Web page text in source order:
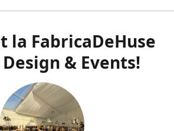
la FabricaDeHuse
& Events!